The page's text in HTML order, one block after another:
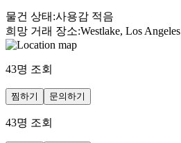
물건 상태 :사용감 적음
희망 거래 장소:Westlake, Los Angeles
43명 조회
찜하기 문의하기
43명 조회